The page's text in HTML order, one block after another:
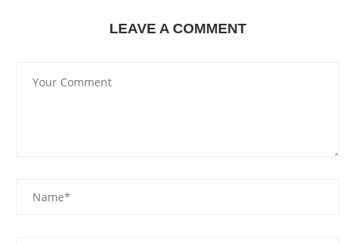
LEAVE A COMMENT